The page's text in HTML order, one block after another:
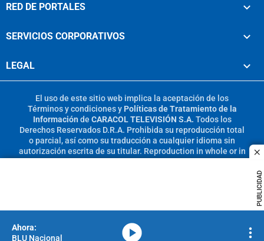
PUBLICIDAD
RED DE PORTALES
SERVICIOS CORPORATIVOS
LEGAL
El uso de este sitio web implica la aceptación de los
Términos y condicionesy Políticas de Tratamiento de la
Información de CARACOL TELEVISIÓN S.A. Todos los
Derechos Reservados D.R.A. Prohibida su reproducción total
o parcial, así como su traducción a cualquier idioma sin
autorización escrita de su titular. Reproduction in whole or in
BLU Nacional